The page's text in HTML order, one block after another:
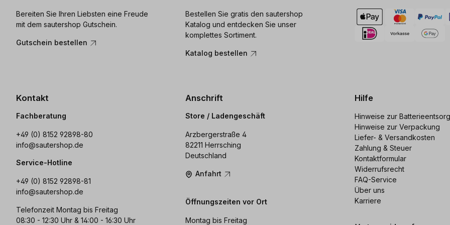
Bereiten Sie Ihren Liebsten eine Freude
mit dem sautershop Gutschein.
Gutschein bestellen
Bestellen Sie gratis den sautershop
Katalog und entdecken Sie unser
komplettes Sortiment.
Katalog bestellen
Kontakt
Fachberatung
+49 (0) 8152 92898-80
info@sautershop.de
Service-Hotline
+49 (0) 8152 92898-81
info@sautershop.de
Telefonzeit Montag bis Freitag
08:30 - 12:30 Uhr & 14:00 - 16:30 Uhr
Anschrift
Store / Ladengeschäft
Arzbergerstraße 4
82211 Herrsching
Deutschland
Anfahrt
Öffnungszeiten vor Ort
Montag bis Freitag
Hilfe
Hinweise zur
Hinweise zur Verpackung
Liefer- & Versandkosten
Zahlung & Steuer
Kontaktformular
Widerrufsrecht
FAQ-Service
Über uns
Karriere